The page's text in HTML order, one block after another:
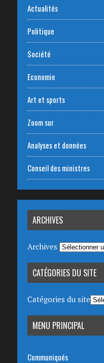
Actualités
Politique
Société
Economie
Art et sports
Zoom sur
Analyses et données
Conseil des ministres
ARCHIVES
Archives
CATÉGORIES DU SITE
Catégories du site
MENU PRINCIPAL
Communiqués